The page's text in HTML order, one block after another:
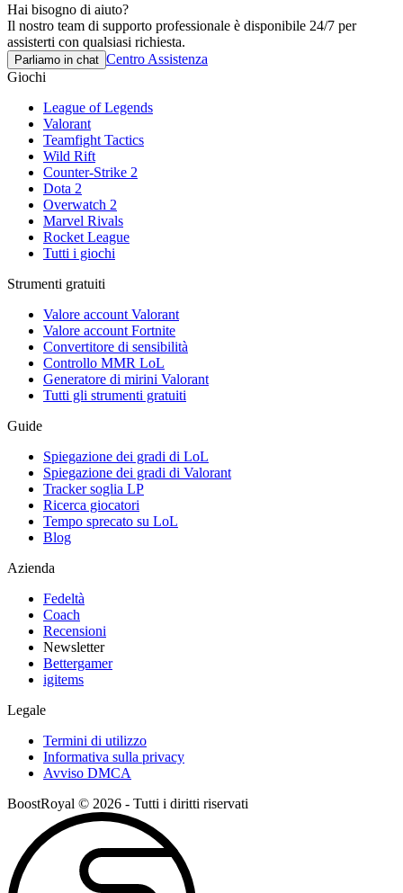
Hai bisogno di aiuto?
Il nostro team di supporto professionale è disponibile 24/7 per
assisterti con qualsiasi richiesta.
Parliamo in chat Centro Assistenza
Giochi
League of Legends
Valorant
Teamfight Tactics
Wild Rift
Counter-Strike 2
Dota 2
Overwatch 2
Marvel Rivals
Rocket League
Tutti i giochi
Strumenti gratuiti
Valore account Valorant
Valore account Fortnite
Convertitore di sensibilità
Controllo MMR LoL
Generatore di mirini Valorant
Tutti gli strumenti gratuiti
Guide
Spiegazione dei gradi di LoL
Spiegazione dei gradi di Valorant
Tracker soglia LP
Ricerca giocatori
Tempo sprecato su LoL
Blog
Azienda
Fedeltà
Coach
Recensioni
Newsletter
Bettergamer
igitems
Legale
Termini di utilizzo
Informativa sulla privacy
Avviso DMCA
BoostRoyal © 2026 - Tutti i diritti riservati